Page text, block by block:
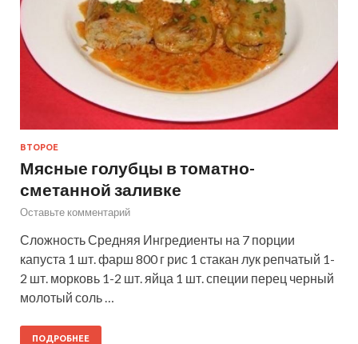
ВТОРОЕ
Мясные голубцы в томатно-
сметанной заливке
Оставьте комментарий
Сложность Средняя Ингредиенты на 7 порции
капуста 1 шт. фарш 800 г рис 1 стакан лук репчатый 1-
2 шт. морковь 1-2 шт. яйца 1 шт. специи перец черный
молотый соль …
ПОДРОБНЕЕ